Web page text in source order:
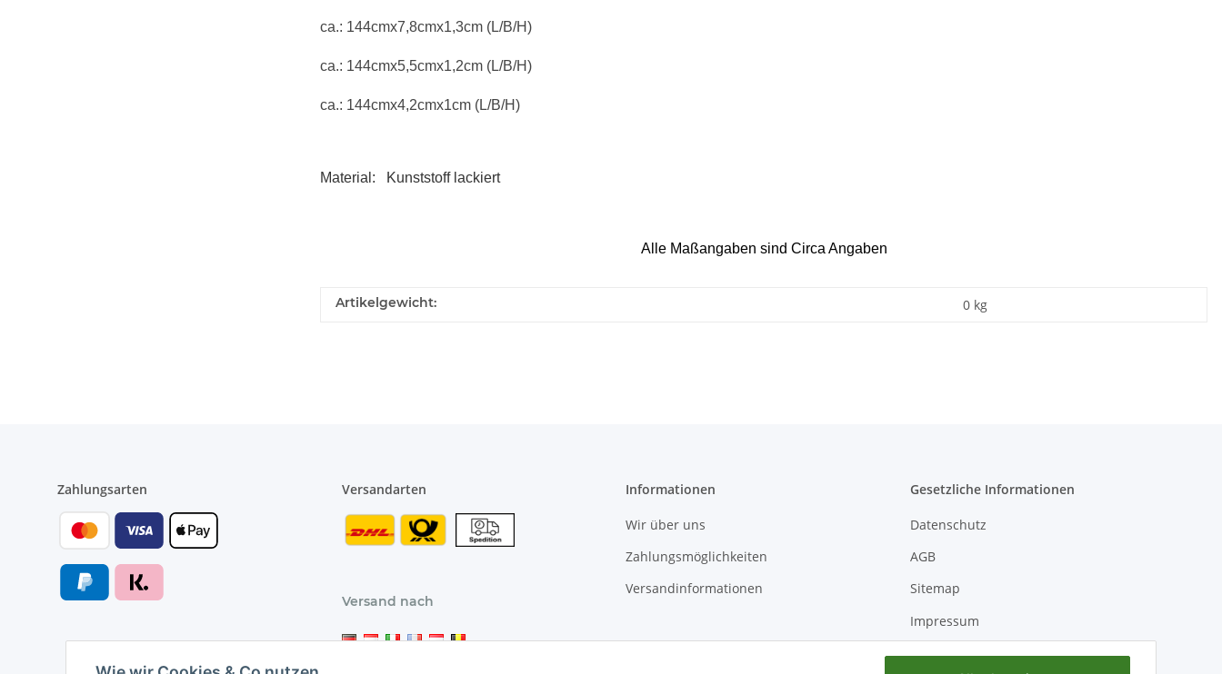
ca.: 144cmx7,8cmx1,3cm (L/B/H)
ca.: 144cmx5,5cmx1,2cm (L/B/H)
ca.: 144cmx4,2cmx1cm (L/B/H)
Material: Kunststoff lackiert
Alle Maßangaben sind Circa Angaben
Artikelgewicht: 0 kg
Zahlungsarten Versandarten
Versand nach
Informationen
Wir über uns
Zahlungsmöglichkeiten
Versandinformationen
Gesetzliche Informationen
Datenschutz
AGB
Sitemap
Impressum
Batteriegesetzhinweise